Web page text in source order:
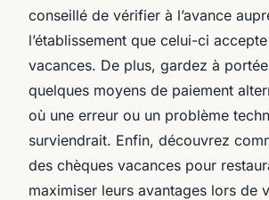
conseillé de vérifier à l’avance
l’établissement que celui-ci
vacances. De plus, gardez à
quelques moyens de paiement
où une erreur ou un problème
surviendrait. Enfin, découvrez
des chèques vacances pour
maximiser leurs avantages lors de